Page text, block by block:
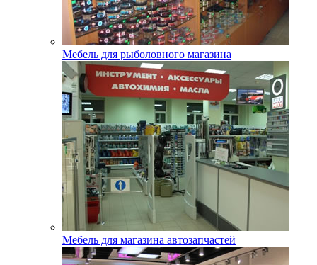
Мебель для рыболовного магазина
Мебель для магазина автозапчастей